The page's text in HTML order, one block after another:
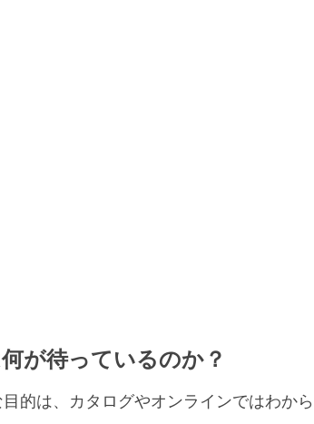
が待っているのか？
的は、カタログやオンラインではわから